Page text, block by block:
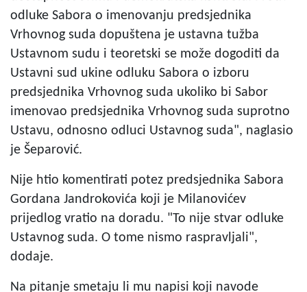
odluke Sabora o imenovanju predsjednika
Vrhovnog suda dopuštena je ustavna tužba
Ustavnom sudu i teoretski se može dogoditi da
Ustavni sud ukine odluku Sabora o izboru
predsjednika Vrhovnog suda ukoliko bi Sabor
imenovao predsjednika Vrhovnog suda suprotno
Ustavu, odnosno odluci Ustavnog suda", naglasio
je Šeparović.
Nije htio komentirati potez predsjednika Sabora
Gordana Jandrokovića koji je Milanovićev
prijedlog vratio na doradu. "To nije stvar odluke
Ustavnog suda. O tome nismo raspravljali",
dodaje.
Na pitanje smetaju li mu napisi koji navode